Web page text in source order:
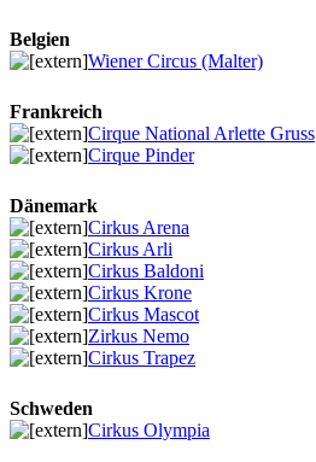
Belgien
Wiener Circus (Malter)
Frankreich
Cirque National Arlette Gruss
Cirque Pinder
Dänemark
Cirkus Arena
Cirkus Arli
Cirkus Baldoni
Cirkus Krone
Cirkus Mascot
Zirkus Nemo
Cirkus Trapez
Schweden
Cirkus Olympia